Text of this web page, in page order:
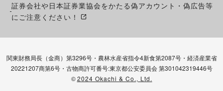
証券会社や日本証券業協会をかたる偽アカウント・偽広告等
にご注意ください！
関東財務局長（金商）第3296号・農林水産省指令4新食第2087号・経済産業省
20221207商第6号・古物商許可番号:東京都公安委員会 第301042319446号
©2024 Okachi & Co., Ltd.